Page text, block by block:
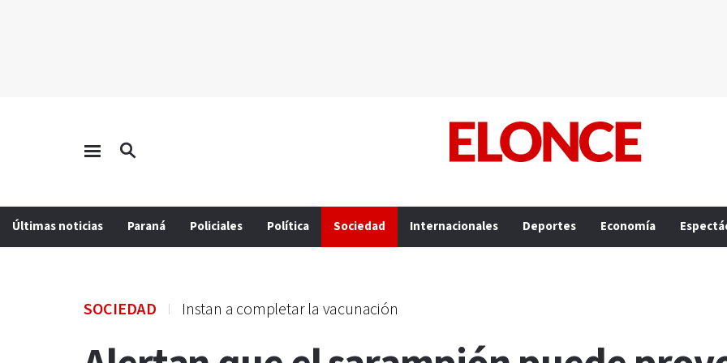
Últimas noticias Paraná Policiales Política Sociedad Internacionales Deportes Economía
SOCIEDAD Instan a completar la vacunación